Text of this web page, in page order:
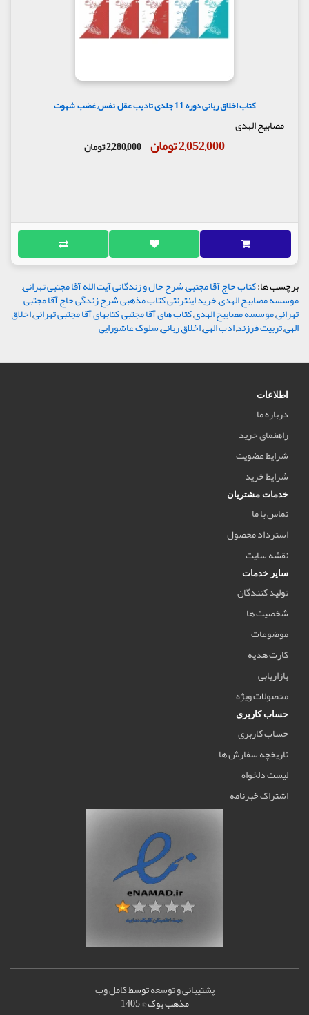
کتاب اخلاق ربانی دوره 11 جلدی تادیب عقل, نفس, غضب, شهوت
مصابیح الهدی
2,052,000 تومان 2,280,000 تومان
برچسب ها:کتاب حاج آقا مجتبی,شرح حال و زندگانی آیت الله آقا مجتبی تهرانی,
موسسه مصابیح الهدی,خرید اینترنتی کتاب مذهبی شرح زندگی حاج آقا مجتبی
تهرانی,موسسه مصابیح الهدی,کتاب های آقا مجتبی,کتابهای آقا مجتبی تهرانی,اخلاق
الهی,تربیت فرزند,ادب الهی,اخلاق ربانی,سلوک عاشورایی
اطلاعات
درباره ما
راهنمای خرید
شرایط عضویت
شرایط خرید
خدمات مشتریان
تماس با ما
استرداد محصول
نقشه سایت
سایر خدمات
تولید کنندگان
شخصیت ها
موضوعات
کارت هدیه
بازاریابی
محصولات ویژه
حساب کاربری
حساب کاربری
تاریخچه سفارش ها
لیست دلخواه
اشتراک خبرنامه
پشتیبانی و توسعهتوسطکامل وب
مذهب بوک © 1405